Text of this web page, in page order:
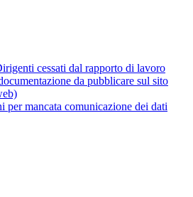
cessati dal rapporto di lavoro
da pubblicare sul sito
per mancata comunicazione dei dati